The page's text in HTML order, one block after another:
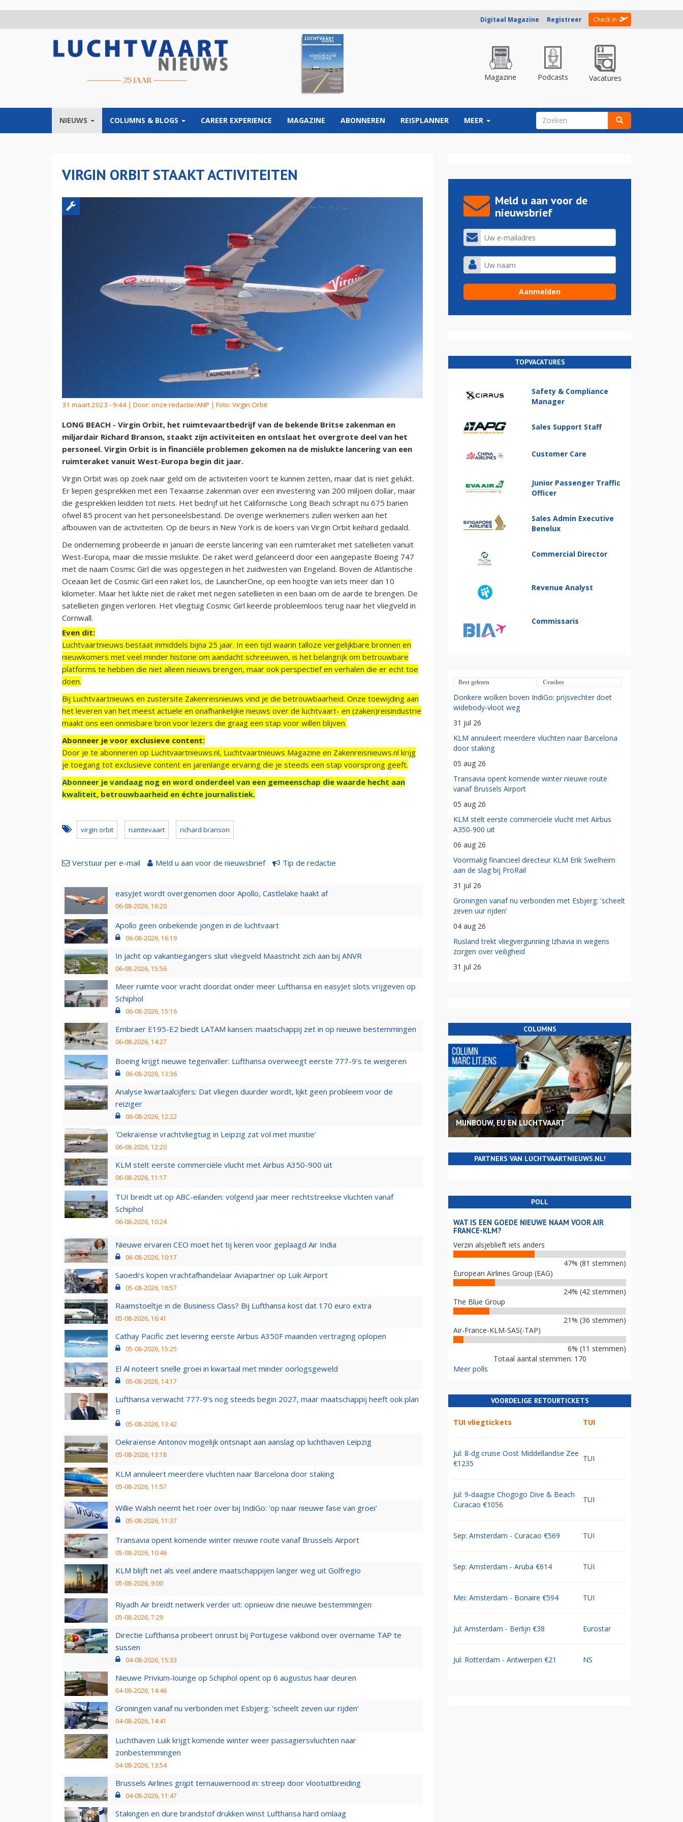
Digitaal Magazine Registreer Check in
Magazine Podcasts Vacatures
NIEUWS COLUMNS & BLOGS CAREER EXPERIENCE MAGAZINE ABONNEREN REISPLANNER MEER ZOEKVELD
VIRGIN ORBIT STAAKT ACTIVITEITEN
31 maart 2023 - 9:44 | Door: onze redactie/ANP | Foto: Virgin Orbit
LONG BEACH - Virgin Orbit, het ruimtevaartbedrijf van de bekende Britse zakenman en
miljardair Richard Branson, staakt zijn activiteiten en ontslaat het overgrote deel van het
personeel. Virgin Orbit is in financiële problemen gekomen na de mislukte lancering van een
ruimteraket vanuit West-Europa begin dit jaar.
Virgin Orbit was op zoek naar geld om de activiteiten voort te kunnen zetten, maar dat is niet gelukt.
Er liepen gesprekken met een Texaanse zakenman over een investering van 200 miljoen dollar, maar
die gesprekken leidden tot niets. Het bedrijf uit het Californische Long Beach schrapt nu 675 banen
ofwel 85 procent van het personeelsbestand. De overige werknemers zullen werken aan het
afbouwen van de activiteiten. Op de beurs in New York is de koers van Virgin Orbit keihard gedaald.
De onderneming probeerde in januari de eerste lancering van een ruimteraket met satellieten vanuit
West-Europa, maar die missie mislukte. De raket werd gelanceerd door een aangepaste Boeing 747
met de naam Cosmic Girl die was opgestegen in het zuidwesten van Engeland. Boven de Atlantische
Oceaan liet de Cosmic Girl een raket los, de LauncherOne, op een hoogte van iets meer dan 10
kilometer. Maar het lukte niet de raket met negen satellieten in een baan om de aarde te brengen. De
satellieten gingen verloren. Het vliegtuig Cosmic Girl keerde probleemloos terug naar het vliegveld in
Cornwall.
Even dit:
Luchtvaartnieuws bestaat inmiddels bijna 25 jaar. In een tijd waarin talloze vergelijkbare bronnen en
nieuwkomers met veel minder historie om aandacht schreeuwen, is het belangrijk om betrouwbare
platforms te hebben die niet alleen nieuws brengen, maar ook perspectief en verhalen die er echt toe
doen.
Bij Luchtvaartnieuws en zustersite Zakenreisnieuws vind je die betrouwbaarheid. Onze toewijding aan
het leveren van het meest actuele en onafhankelijke nieuws over de luchtvaart- en (zaken)reisindustrie
maakt ons een onmisbare bron voor lezers die graag een stap voor willen blijven.
Abonneer je voor exclusieve content:
Door je te abonneren op Luchtvaartnieuws.nl, Luchtvaartnieuws Magazine en Zakenreisnieuws.nl krijg
je toegang tot exclusieve content en jarenlange ervaring die je steeds een stap voorsprong geeft.
Abonneer je vandaag nog en word onderdeel van een gemeenschap die waarde hecht aan
kwaliteit, betrouwbaarheid en échte journalistiek.
virgin orbit ruimtevaart richard branson
Verstuur per e-mail Meld u aan voor de nieuwsbrief Tip de redactie
easyJet wordt overgenomen door Apollo, Castlelake haakt af
06-08-2026, 16:20
Apollo geen onbekende jongen in de luchtvaart
06-08-2026, 16:19
In jacht op vakantiegangers sluit vliegveld Maastricht zich aan bij ANVR
06-08-2026, 15:56
Meer ruimte voor vracht doordat onder meer Lufthansa en easyJet slots vrijgeven op
Schiphol
06-08-2026, 15:16
Embraer E195-E2 biedt LATAM kansen: maatschappij zet in op nieuwe bestemmingen
06-08-2026, 14:27
Boeing krijgt nieuwe tegenvaller: Lufthansa overweegt eerste 777-9’s te weigeren
06-08-2026, 13:36
Analyse kwartaalcijfers: Dat vliegen duurder wordt, lijkt geen probleem voor de
reiziger
06-08-2026, 12:22
'Oekraïense vrachtvliegtuig in Leipzig zat vol met munitie'
06-08-2026, 12:20
KLM stelt eerste commerciële vlucht met Airbus A350-900 uit
06-08-2026, 11:17
TUI breidt uit op ABC-eilanden: volgend jaar meer rechtstreekse vluchten vanaf
Schiphol
06-08-2026, 10:24
Nieuwe ervaren CEO moet het tij keren voor geplaagd Air India
06-08-2026, 10:17
Saoedi’s kopen vrachtafhandelaar Aviapartner op Luik Airport
05-08-2026, 16:57
Raamstoeltje in de Business Class? Bij Lufthansa kost dat 170 euro extra
05-08-2026, 16:41
Cathay Pacific ziet levering eerste Airbus A350F maanden vertraging oplopen
05-08-2026, 15:25
El Al noteert snelle groei in kwartaal met minder oorlogsgeweld
05-08-2026, 14:17
Lufthansa verwacht 777-9’s nog steeds begin 2027, maar maatschappij heeft ook plan
B
05-08-2026, 13:42
Oekraïense Antonov mogelijk ontsnapt aan aanslag op luchthaven Leipzig
05-08-2026, 13:18
KLM annuleert meerdere vluchten naar Barcelona door staking
05-08-2026, 11:57
Willie Walsh neemt het roer over bij IndiGo: 'op naar nieuwe fase van groei'
05-08-2026, 11:37
Transavia opent komende winter nieuwe route vanaf Brussels Airport
05-08-2026, 10:46
KLM blijft net als veel andere maatschappijen langer weg uit Golfregio
05-08-2026, 9:00
Riyadh Air breidt netwerk verder uit: opnieuw drie nieuwe bestemmingen
05-08-2026, 7:29
Directie Lufthansa probeert onrust bij Portugese vakbond over overname TAP te
sussen
04-08-2026, 15:33
Nieuwe Privium-lounge op Schiphol opent op 6 augustus haar deuren
04-08-2026, 14:46
Groningen vanaf nu verbonden met Esbjerg: 'scheelt zeven uur rijden'
04-08-2026, 14:41
Luchthaven Luik krijgt komende winter weer passagiersvluchten naar
zonbestemmingen
04-08-2026, 13:54
Brussels Airlines grijpt ternauwernood in: streep door vlootuitbreiding
04-08-2026, 11:47
Stakingen en dure brandstof drukken winst Lufthansa hard omlaag
Meld u aan voor de
nieuwsbrief
TOPVACATURES
Safety & Compliance
Manager
Sales Support Staff
Customer Care
Junior Passenger Traffic
Officer
Sales Admin Executive
Benelux
Commercial Director
Revenue Analyst
Commissaris
Best gelezen Crashes
Donkere wolken boven IndiGo: prijsvechter doet
widebody-vloot weg
31 jul 26
KLM annuleert meerdere vluchten naar Barcelona
door staking
05 aug 26
Transavia opent komende winter nieuwe route
vanaf Brussels Airport
05 aug 26
KLM stelt eerste commerciële vlucht met Airbus
A350-900 uit
06 aug 26
Voormalig financieel directeur KLM Erik Swelheim
aan de slag bij ProRail
31 jul 26
Groningen vanaf nu verbonden met Esbjerg: 'scheelt
zeven uur rijden'
04 aug 26
Rusland trekt vliegvergunning Izhavia in wegens
zorgen over veiligheid
31 jul 26
COLUMNS
MIJNBOUW, EU EN LUCHTVAART
PARTNERS VAN LUCHTVAARTNIEUWS.NL!
POLL
WAT IS EEN GOEDE NIEUWE NAAM VOOR AIR
FRANCE-KLM?
Verzin alsjeblieft iets anders
47% (81 stemmen)
European Airlines Group (EAG)
24% (42 stemmen)
The Blue Group
21% (36 stemmen)
Air-France-KLM-SAS(-TAP)
6% (11 stemmen)
Totaal aantal stemmen: 170
Meer polls
VOORDELIGE RETOURTICKETS
TUI vliegtickets TUI
Jul: 8-dg cruise Oost Middellandse Zee
€1235
TUI
Jul: 9-daagse Chogogo Dive & Beach
Curacao €1056
TUI
Sep: Amsterdam - Curacao €569 TUI
Sep: Amsterdam - Aruba €614 TUI
Mei: Amsterdam - Bonaire €594 TUI
Jul: Amsterdam - Berlijn €38 Eurostar
Jul: Rotterdam - Antwerpen €21 NS